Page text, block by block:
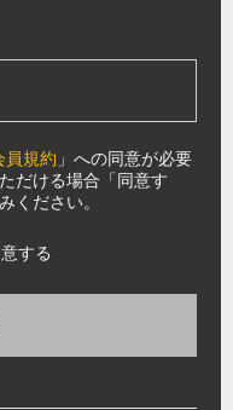
員規約 」への同意が必要
だける場合「同意す
ください。
する